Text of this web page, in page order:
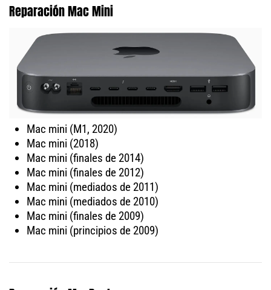
Reparación Mac Mini
Mac mini (M1, 2020)
Mac mini (2018)
Mac mini (finales de 2014)
Mac mini (finales de 2012)
Mac mini (mediados de 2011)
Mac mini (mediados de 2010)
Mac mini (finales de 2009)
Mac mini (principios de 2009)